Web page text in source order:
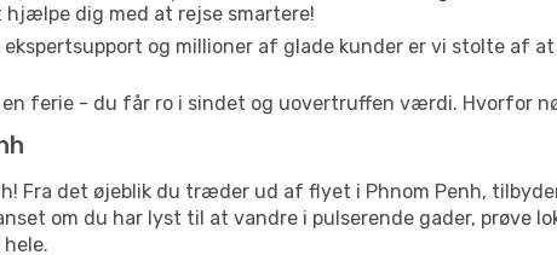
hjælpe dig med at rejse smartere!
ekspertsupport og millioner af glade kunder er vi stolte af
en ferie - du får ro i sindet og uovertruffen værdi. Hvorfor
Fra det øjeblik du træder ud af flyet i Phnom Penh,
om du har lyst til at vandre i pulserende gader, prøve